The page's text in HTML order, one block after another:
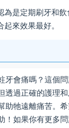
為是定期刷牙和飲
起來效果最好。
牙會痛嗎？這個
透過正確的護理
助牠遠離痛苦。
！如果你有更多